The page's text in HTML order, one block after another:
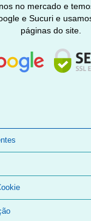
no mercado e
e Sucuri e
páginas do site.